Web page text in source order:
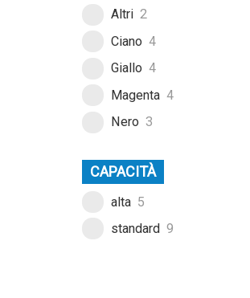
Altri 2
Ciano 4
Giallo 4
Magenta 4
Nero 3
CAPACITÀ
alta 5
standard 9